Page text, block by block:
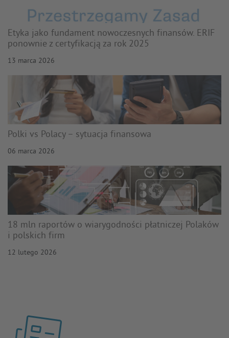
Etyka jako fundament nowoczesnych finansów. ERIF
ponownie z certyfikacją za rok 2025
13 marca 2026
Polki vs Polacy – sytuacja finansowa
06 marca 2026
18 mln raportów o wiarygodności płatniczej Polaków
i polskich firm
12 lutego 2026